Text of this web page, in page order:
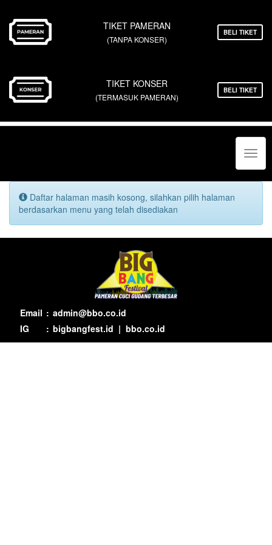
TIKET PAMERAN
(TANPA KONSER)
BELI TIKET
TIKET KONSER
(TERMASUK PAMERAN)
BELI TIKET
Daftar halaman masih kosong, silahkan pilih halaman
berdasarkan menu yang telah disediakan
Email : admin@bbo.co.id
IG
: bigbangfest.id | bbo.co.id